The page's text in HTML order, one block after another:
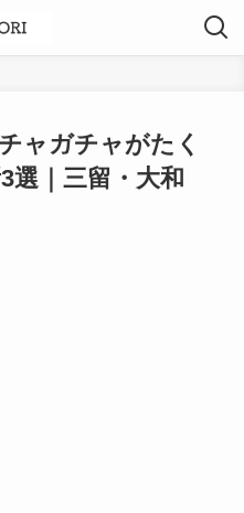
ャガチャがたく
選｜三留・大和